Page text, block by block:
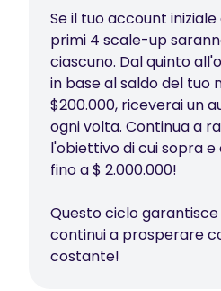
Se il tuo account iniziale
primi 4 scale-up
ciascuno. Dal quinto
in base al saldo del tuo
$200.000, riceverai un
ogni volta. Continua a
l'obiettivo di cui sopra
fino a $ 2.000.000!
Questo ciclo
continui a prosperare
costante!